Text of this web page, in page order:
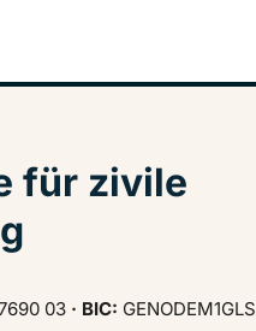
für zivile
03 · BIC: GENODEM1GLS